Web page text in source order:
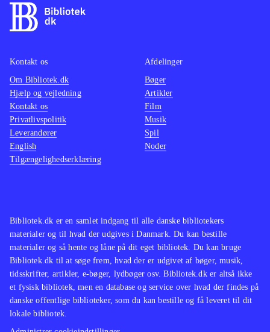
Bibliotek.dk er en samlet indgang til alle danske bibliotekers
materialer og til hvad der udgives i Danmark. Du kan bestille
materialer og så hente og låne på dit eget bibliotek. Du kan bruge
Bibliotek.dk til at søge frem, hvad der er udgivet af bøger, musik,
tidsskrifter, artikler, e-bøger, lydbøger osv. Bibliotek.dk er altså ikke
et fysisk bibliotek, men en database og service over hvad der findes på
danske offentlige biblioteker, som du kan bestille og få leveret til dit
lokale bibliotek.
Kontakt os
Om Bibliotek.dk
Hjælp og vejledning
Kontakt os
Privatlivspolitik
Leverandører
English
Tilgængelighedserklæring
Afdelinger
Bøger
Artikler
Film
Musik
Spil
Noder